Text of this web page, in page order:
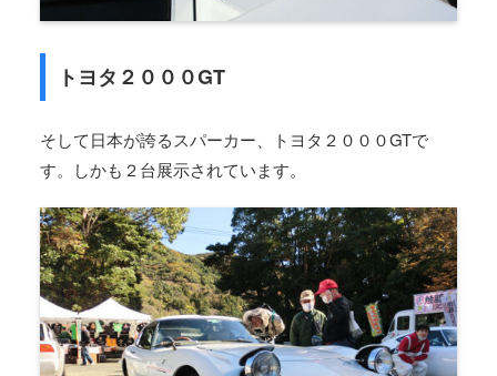
トヨタ２０００GT
そして日本が誇るスパーカー、トヨタ２０００GTで
す。しかも２台展示されています。